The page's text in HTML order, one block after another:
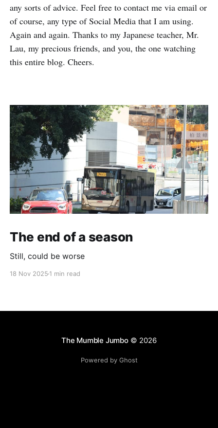
any sorts of advice. Feel free to contact me via email or
of course, any type of Social Media that I am using.
Again and again. Thanks to my Japanese teacher, Mr.
Lau, my precious friends, and you, the one watching
this entire blog. Cheers.
The end of a season
Still, could be worse
18 Nov 2025 1 min read
The Mumble Jumbo© 2026
Powered by Ghost